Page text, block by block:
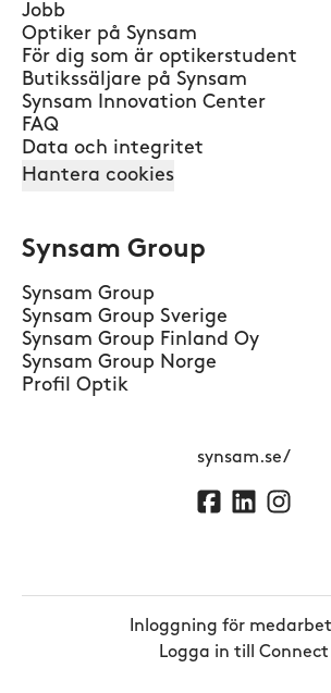
Jobb
Optiker på Synsam
För dig som är optikerstudent
Butikssäljare på Synsam
Synsam Innovation Center
FAQ
Data och integritet
Hantera cookies
Synsam Group
Synsam Group
Synsam Group Sverige
Synsam Group Finland Oy
Synsam Group Norge
Profil Optik
synsam.se/
Inloggning för
Logga in till Connect